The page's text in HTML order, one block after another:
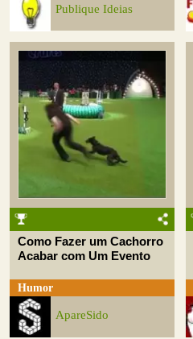
Publique Ideias
Como Fazer um Cachorro
Acabar com Um Evento
Humor
ApareSido